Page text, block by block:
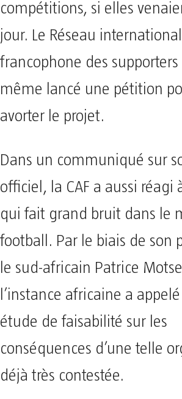
compétitions, si elles
jour. Le Réseau international
francophone des supporters
même lancé une pétition
avorter le projet.
Dans un communiqué sur
officiel, la CAF a aussi réagi
qui fait grand bruit dans le
football. Par le biais de son
le sud-africain Patrice
l’instance africaine a
étude de faisabilité sur les
conséquences d’une telle
déjà très contestée.